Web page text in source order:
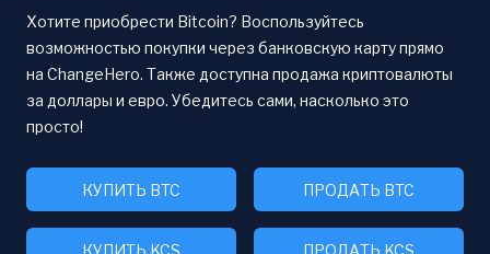
Хотите приобрести Bitcoin? Воспользуйтесь
возможностью покупки через банковскую карту прямо
на ChangeHero. Также доступна продажа криптовалюты
за доллары и евро. Убедитесь сами, насколько это
просто!
КУПИТЬ BTC ПРОДАТЬ BTC
КУПИТЬ KCS ПРОДАТЬ KCS